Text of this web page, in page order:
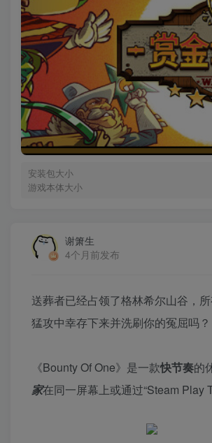
安装包大小
游戏本体大小
谢箫生
4个月前发布
送葬者已经占领了格林希尔山谷，
猛攻中幸存下来并洗刷你的冤屈吗？
《Bounty Of One》是一款快节奏的
家在同一屏幕上或通过“Steam Play